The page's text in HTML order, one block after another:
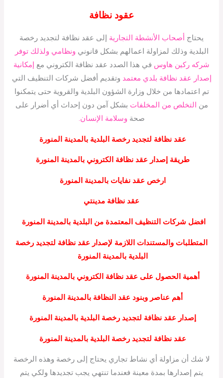
عقود نظافة
يحتاج أصحاب الأنشطة التجارية إلى عقد نظافة لتجديد رخصة
البلدية وذلك لمزاولة اعمالهم بشكل قانوني ونظامي ولذلك توفر
شركه ركين هاوس في هذا الصدد عقد نظافة الكتروني مع إمكانية
إصدار عقد نظافة بلدي معتمد وتقديم أفضل شركات التنظيف التي
تم اعتمادها من خلال وزارة الشؤون البلدية والقروية حتى يتمكنوا
من التخلص من المخلفات بشكل آمن دون إحداث أي أضرار على
صحة وسلامة الإنسان.
عقد نظافة لتجديد رخصة البلدية بالمدينة المنورة
طريقة إصدار عقد نظافة الكتروني بالمدينة المنورة
ارخص عقد نفايات بالمدينة المنورة
عقد نظافة مدينتي
افضل شركات التنظيف المعتمدة من البلدية بالمدينة المنورة
المتطلبات والمستندات اللازمة لإصدار عقد نظافة لتجديد رخصة
البلدية بالمدينة المنورة
أهمية الحصول على عقد نظافة الكتروني بالمدينة المنورة
أهم عناصر وبنود عقد النظافة بالمدينة المنورة
إصدار عقد نظافة لتجديد رخصة البلدية بالمدينة المنورة
عقد نظافة لتجديد رخصة البلدية بالمدينة المنورة
لا شك أن مزاولة أي نشاط تجاري يحتاج إلى رخصة وهذه الرخصة
يتم إصدارها بمدة معينة فعندما تنتهي يجب تجديدها ولكي يتم